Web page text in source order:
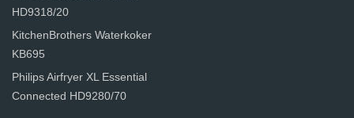
HD9318/20
KitchenBrothers Waterkoker
KB695
Philips Airfryer XL Essential
Connected HD9280/70